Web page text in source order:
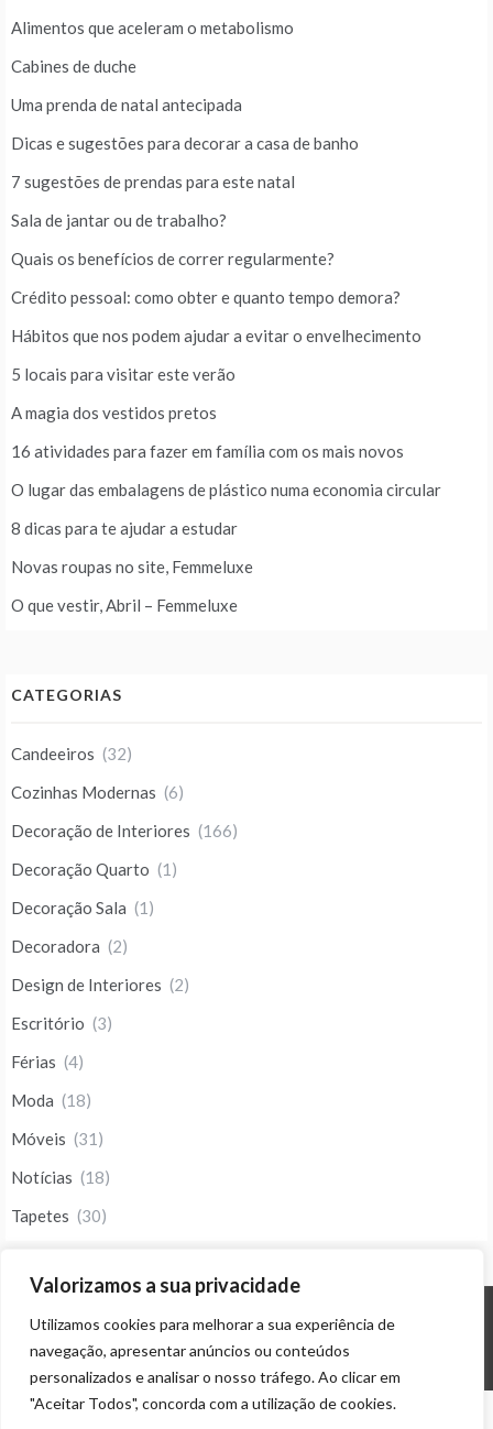
Valorizamos a sua privacidade
Utilizamos cookies para melhorar a sua experiência de
navegação, apresentar anúncios ou conteúdos
personalizados e analisar o nosso tráfego. Ao clicar em
"Aceitar Todos", concorda com a utilização de cookies.
Alimentos que aceleram o metabolismo
Cabines de duche
Uma prenda de natal antecipada
Dicas e sugestões para decorar a casa de banho
7 sugestões de prendas para este natal
Sala de jantar ou de trabalho?
Quais os benefícios de correr regularmente?
Crédito pessoal: como obter e quanto tempo demora?
Hábitos que nos podem ajudar a evitar o envelhecimento
5 locais para visitar este verão
A magia dos vestidos pretos
16 atividades para fazer em família com os mais novos
O lugar das embalagens de plástico numa economia circular
8 dicas para te ajudar a estudar
Novas roupas no site, Femmeluxe
O que vestir, Abril – Femmeluxe
CATEGORIAS
Candeeiros (32)
Cozinhas Modernas (6)
Decoração de Interiores (166)
Decoração Quarto (1)
Decoração Sala (1)
Decoradora (2)
Design de Interiores (2)
Escritório (3)
Férias (4)
Moda (18)
Móveis (31)
Notícias (18)
Tapetes (30)